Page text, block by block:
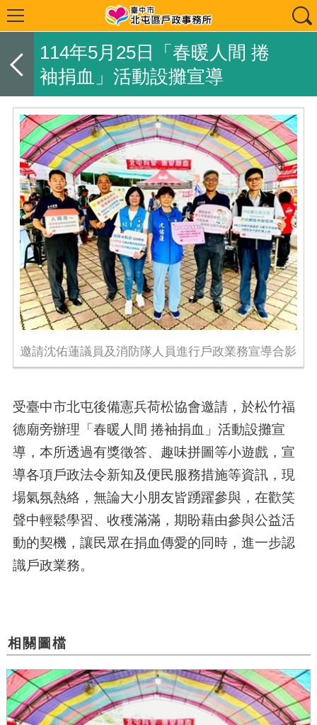
114年5月25日「春暖人間 捲
袖捐血」活動設攤宣導
邀請沈佑蓮議員及消防隊人員進行戶政業務宣導合影
受臺中市北屯後備憲兵荷松協會邀請，於松竹福
德廟旁辦理「春暖人間 捲袖捐血」活動設攤宣
導，本所透過有獎徵答、趣味拼圖等小遊戲，宣
導各項戶政法令新知及便民服務措施等資訊，現
場氣氛熱絡，無論大小朋友皆踴躍參與，在歡笑
聲中輕鬆學習、收穫滿滿，期盼藉由參與公益活
動的契機，讓民眾在捐血傳愛的同時，進一步認
識戶政業務。
相關圖檔